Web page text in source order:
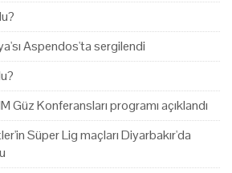
Aspendos'ta sergilendi
Güz Konferansları programı açıklandı
Süper Lig maçları Diyarbakır'da